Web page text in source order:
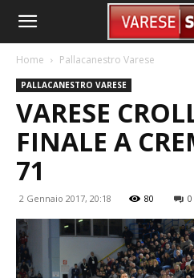
Home Pallacanestro Varese
PALLACANESTRO VARESE
VARESE
FINALE A
71
2 Gennaio 2017, 20:18 80 0